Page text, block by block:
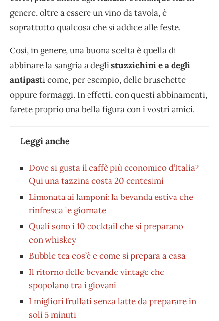
genere, oltre a essere un vino da tavola, è
soprattutto qualcosa che si addice alle feste.
Così, in genere, una buona scelta è quella di
abbinare la sangria a deglistuzzichini e a degli
antipasticome, per esempio, delle bruschette
oppure formaggi. In effetti, con questi abbinamenti,
farete proprio una bella figura con i vostri amici.
Leggi anche
Dove si gusta il caffè più economico d’Italia?
Qui una tazzina costa 20 centesimi
Limonata ai lamponi: la bevanda estiva che
rinfresca le giornate
Quali sono i 10 cocktail che si preparano
con whiskey
Bubble tea cos’è e come si prepara a casa
Il ritorno delle bevande vintage che
spopolano tra i giovani
I migliori frullati senza latte da preparare in
soli 5 minuti